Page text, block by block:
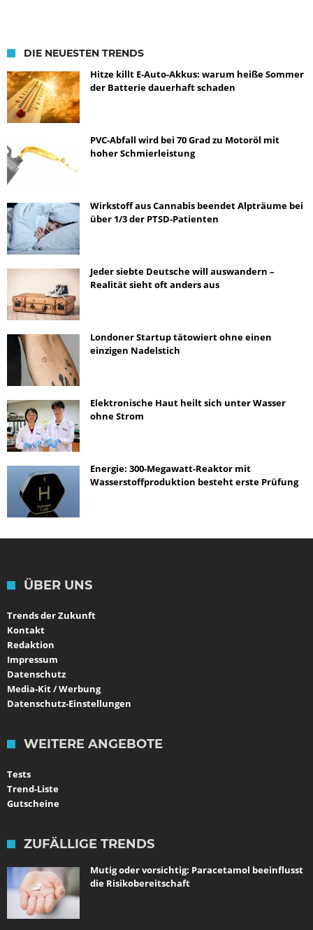
DIE NEUESTEN TRENDS
Hitze killt E-Auto-Akkus: warum heiße Sommer
der Batterie dauerhaft schaden
PVC-Abfall wird bei 70 Grad zu Motoröl mit
hoher Schmierleistung
Wirkstoff aus Cannabis beendet Alpträume bei
über 1/3 der PTSD-Patienten
Jeder siebte Deutsche will auswandern –
Realität sieht oft anders aus
Londoner Startup tätowiert ohne einen
einzigen Nadelstich
Elektronische Haut heilt sich unter Wasser
ohne Strom
Energie: 300-Megawatt-Reaktor mit
Wasserstoffproduktion besteht erste Prüfung
ÜBER UNS
Trends der Zukunft
Kontakt
Redaktion
Impressum
Datenschutz
Media-Kit / Werbung
Datenschutz-Einstellungen
WEITERE ANGEBOTE
Tests
Trend-Liste
Gutscheine
ZUFÄLLIGE TRENDS
Mutig oder vorsichtig: Paracetamol beeinflusst
die Risikobereitschaft